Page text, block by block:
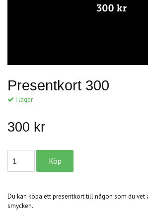
Presentkort 300
I lager.
300 kr
Du kan köpa ett presentkort till någon som du vet
smycken.